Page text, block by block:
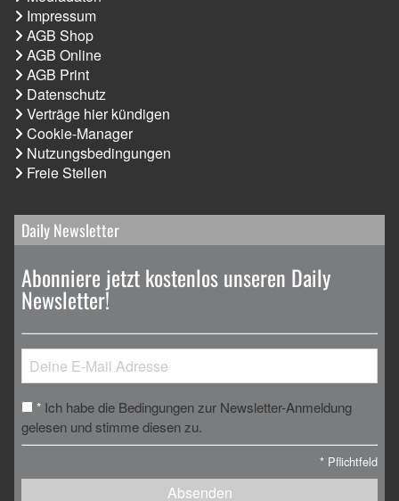
Impressum
AGB Shop
AGB Online
AGB Print
Datenschutz
Verträge hier kündigen
Cookie-Manager
Nutzungsbedingungen
Freie Stellen
Daily Newsletter
Abonniere jetzt kostenlos unseren Daily
Newsletter!
* Ich habe die Bedingungen zur Newsletter-Anmeldung
gelesen und stimme diesen zu.
* Pflichtfeld
Absenden